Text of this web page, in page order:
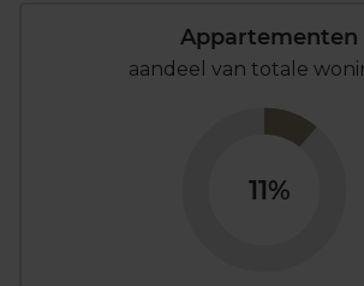
Appartementen
aandeel van totale
11%